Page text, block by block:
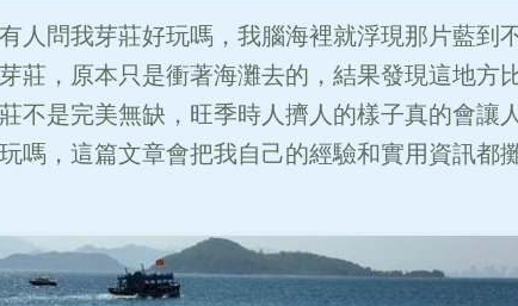
人問我芽莊好玩嗎，我腦海裡就浮現那片藍到
莊，原本只是衝著海灘去的，結果發現這地方
不是完美無缺，旺季時人擠人的樣子真的會讓
嗎，這篇文章會把我自己的經驗和實用資訊都